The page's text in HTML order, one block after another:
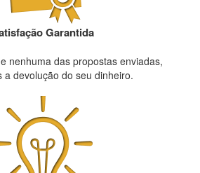
Garantida
nenhuma das propostas enviadas,
a devolução do seu dinheiro.